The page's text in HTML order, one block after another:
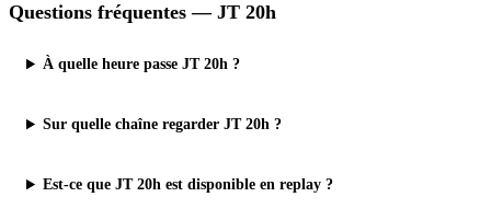
Questions fréquentes — JT 20h
À quelle heure passe JT 20h ?
Sur quelle chaîne regarder JT 20h ?
Est-ce que JT 20h est disponible en replay ?